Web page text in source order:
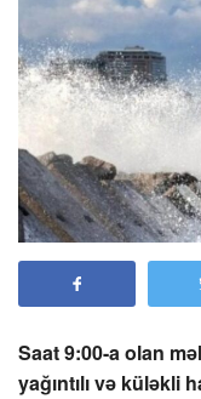
Saat 9:00-a olan
yağıntılı və küləkli